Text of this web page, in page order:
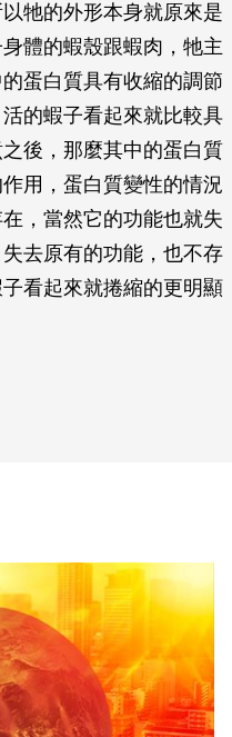
牠的外形本身就原來是
體的蝦殼跟蝦肉，牠主
蛋白質具有收縮的調節
的蝦子看起來就比較具
後，那麼其中的蛋白質
用，蛋白質變性的情況
，當然它的功能也就失
去原有的功能，也不存
看起來就捲縮的更明顯